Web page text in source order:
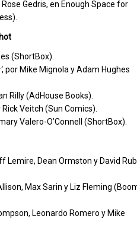
Gedris, en Enough Space for
(ShortBox).
, por Mike Mignola y Adam Hughes
Rilly (AdHouse Books).
Rick Veitch (Sun Comics).
Valero-O’Connell (ShortBox).
Lemire, Dean Ormston y David
Max Sarin y Liz Fleming
Leonardo Romero y Mike